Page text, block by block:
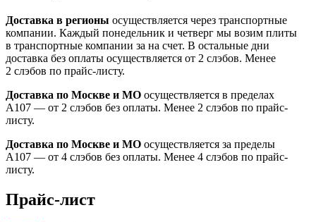
Доставка в регионы осуществляется через транспортные
компании. Каждый понедельник и четверг мы возим плиты
в транспортные компании за на счет. В остальные дни
доставка без оплаты осуществляется от 2 слэбов. Менее
2 слэбов по прайс-листу.
Доставка по Москве и МО осуществляется в пределах
А107 — от 2 слэбов без оплаты. Менее 2 слэбов по прайс-
листу.
Доставка по Москве и МО осуществляется за пределы
А107 — от 4 слэбов без оплаты. Менее 4 слэбов по прайс-
листу.
Прайс-лист